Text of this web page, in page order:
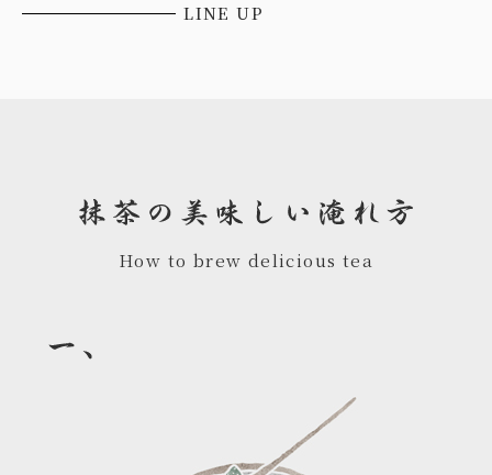
LINE UP
How to brew delicious tea